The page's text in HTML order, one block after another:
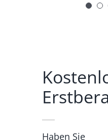
Haben Sie
noch Fragen?